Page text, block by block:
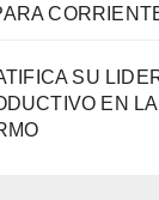
SU
EN